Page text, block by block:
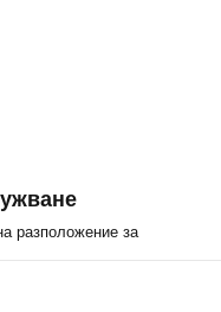
разположение за